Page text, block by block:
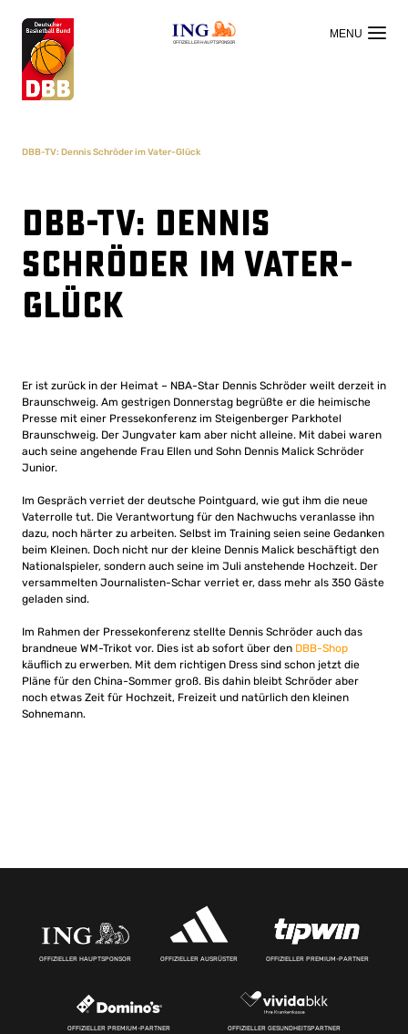
OFFIZIELLER HAUPTSPONSOR
DBB-TV: Dennis Schröder im Vater-Glück
DBB-TV: Dennis
Schröder im Vater-
Glück
Er ist zurück in der Heimat – NBA-Star Dennis Schröder weilt derzeit in
Braunschweig. Am gestrigen Donnerstag begrüßte er die heimische
Presse mit einer Pressekonferenz im Steigenberger Parkhotel
Braunschweig. Der Jungvater kam aber nicht alleine. Mit dabei waren
auch seine angehende Frau Ellen und Sohn Dennis Malick Schröder
Junior.
Im Gespräch verriet der deutsche Pointguard, wie gut ihm die neue
Vaterrolle tut. Die Verantwortung für den Nachwuchs veranlasse ihn
dazu, noch härter zu arbeiten. Selbst im Training seien seine Gedanken
beim Kleinen. Doch nicht nur der kleine Dennis Malick beschäftigt den
Nationalspieler, sondern auch seine im Juli anstehende Hochzeit. Der
versammelten Journalisten-Schar verriet er, dass mehr als 350 Gäste
geladen sind.
Im Rahmen der Pressekonferenz stellte Dennis Schröder auch das
brandneue WM-Trikot vor. Dies ist ab sofort über den DBB-Shop
käuflich zu erwerben. Mit dem richtigen Dress sind schon jetzt die
Pläne für den China-Sommer groß. Bis dahin bleibt Schröder aber
noch etwas Zeit für Hochzeit, Freizeit und natürlich den kleinen
Sohnemann.
OFFIZIELLER HAUPTSPONSOR OFFIZIELLER AUSRÜSTER OFFIZIELLER PREMIUM-PARTNER
OFFIZIELLER PREMIUM-PARTNER OFFIZIELLER GESUNDHEITSPARTNER